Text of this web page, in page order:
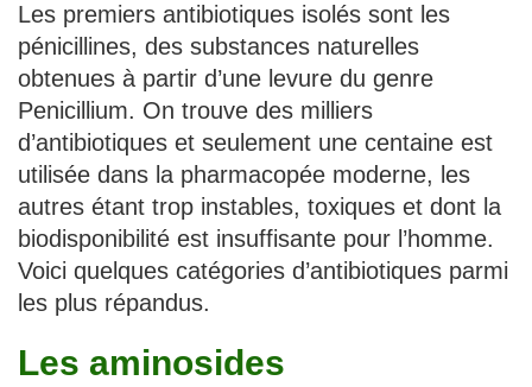
Les premiers antibiotiques isolés sont les
pénicillines, des substances naturelles
obtenues à partir d’une levure du genre
Penicillium. On trouve des milliers
d’antibiotiques et seulement une centaine est
utilisée dans la pharmacopée moderne, les
autres étant trop instables, toxiques et dont la
biodisponibilité est insuffisante pour l’homme.
Voici quelques catégories d’antibiotiques parmi
les plus répandus.
Les aminosides